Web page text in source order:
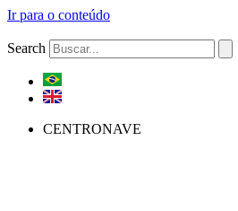
Ir para o conteúdo
Search
CENTRONAVE